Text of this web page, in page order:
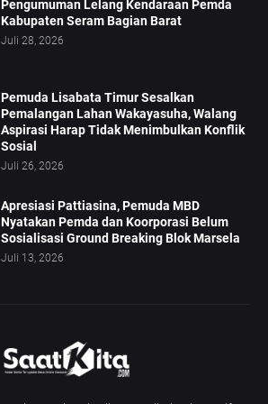
Pengumuman Lelang Kendaraan Pemda
Kabupaten Seram Bagian Barat
Juli 28, 2026
Pemuda Lisabata Timur Sesalkan
Pemalangan Lahan Wakayasuha, Walang
Aspirasi Harap Tidak Menimbulkan Konflik
Sosial
Juli 26, 2026
Apresiasi Pattiasina, Pemuda MBD
Nyatakan Pemda dan Koorporasi Belum
Sosialisasi Ground Breaking Blok Marsela
Juli 13, 2026